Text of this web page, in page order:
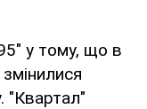
у тому, що в
"Квартал"